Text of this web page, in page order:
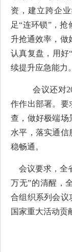
资，建立跨企
足“连环锁”，抢
升抢通效率，做
认真复盘，用好
续提升应急能力。
会议还对
作作出部署。要
查，做好极端场
水平，落实通信
稳畅通。
会议要求，全
万无”的清醒，
合组织系列会议
国家重大活动贡